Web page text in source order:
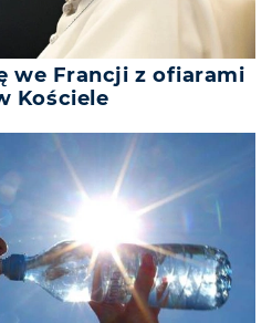
we Francji z ofiarami
Kościele